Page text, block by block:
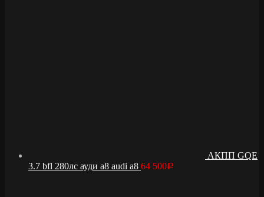
АКПП GQE
3.7 bfl 280лс ауди а8 audi a8 64 500Р